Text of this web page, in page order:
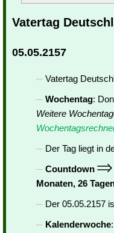
Vatertag
05.05.2157
Vatertag
Wochentag:
Weitere
Der Tag liegt in
Countdown
Monaten, 26
Der 05.05.2157
Kalenderwoche